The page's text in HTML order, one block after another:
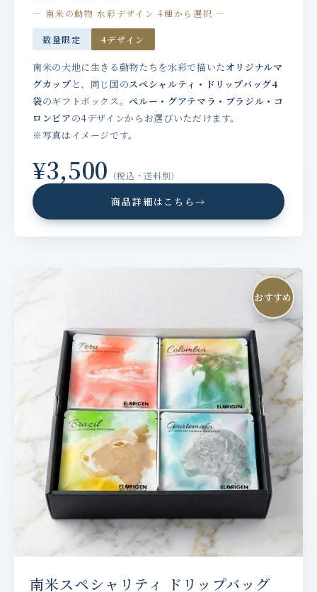
— 南米の動物 水彩デザイン 4種から選択 —
数量限定 4デザイン
南米の大地に生きる動物たちを水彩で描いたオリジナルマ
グカップ と、同じ国のスペシャルティ・ドリップバッグ4
袋のギフトボックス。ペルー・グアテマラ・ブラジル・コ
ロンビアの4デザインからお選びいただけます。
※写真はイメージです。
¥3,500 （税込・送料別）
商品詳細はこちら→
おすすめ
南米スペシャリティ ドリップバッグ